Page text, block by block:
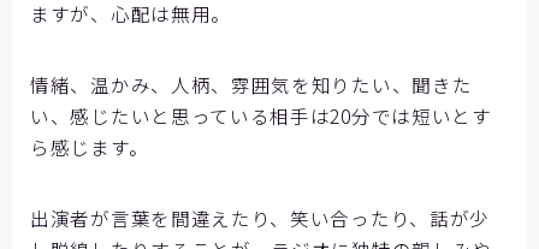
ますが、心配は無用。
情緒、温かみ、人柄、雰囲気を知りたい、聞きた
い、感じたいと思っている相手は20分では短いとす
ら感じます。
出演者が言葉を間違えたり、笑い合ったり、話が少